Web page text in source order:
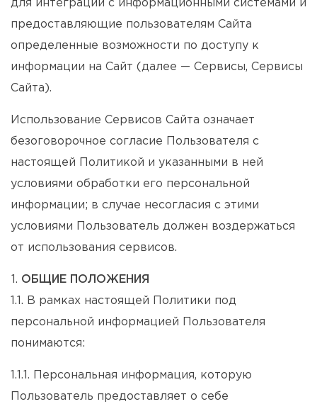
для интеграции с информационными системами и
предоставляющие пользователям Сайта
определенные возможности по доступу к
информации на Сайт (далее — Сервисы, Сервисы
Сайта).
Использование Сервисов Сайта означает
безоговорочное согласие Пользователя с
настоящей Политикой и указанными в ней
условиями обработки его персональной
информации; в случае несогласия с этими
условиями Пользователь должен воздержаться
от использования сервисов.
ОБЩИЕ ПОЛОЖЕНИЯ
1.1. В рамках настоящей Политики под
персональной информацией Пользователя
понимаются:
1.1.1. Персональная информация, которую
Пользователь предоставляет о себе